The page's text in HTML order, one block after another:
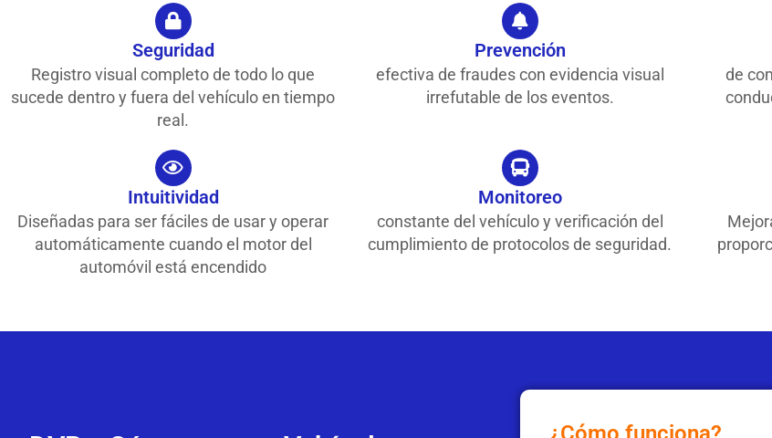
Seguridad
Registro visual completo de todo lo que
sucede dentro y fuera del vehículo en tiempo
real.
Prevención
efectiva de fraudes con evidencia visual
irrefutable de los eventos.
de
Intuitividad
Diseñadas para ser fáciles de usar y operar
automáticamente cuando el motor del
automóvil está encendido
Monitoreo
constante del vehículo y verificación del
cumplimiento de protocolos de seguridad.